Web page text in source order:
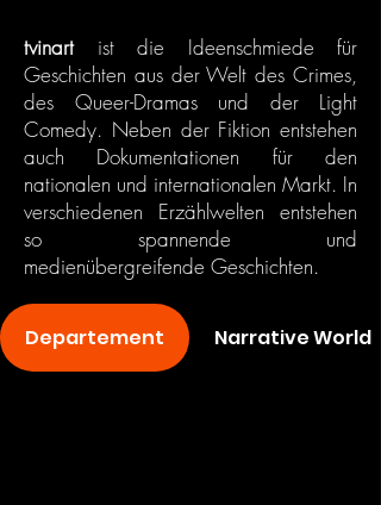
tvinart ist die Ideenschmiede für
Geschichten aus der Welt des Crimes,
des Queer-Dramas und der Light
Comedy. Neben der Fiktion entstehen
auch Dokumentationen für den
nationalen und internationalen Markt. In
verschiedenen Erzählwelten entstehen
so spannende und
medienübergreifende Geschichten.
Departement Narrative World